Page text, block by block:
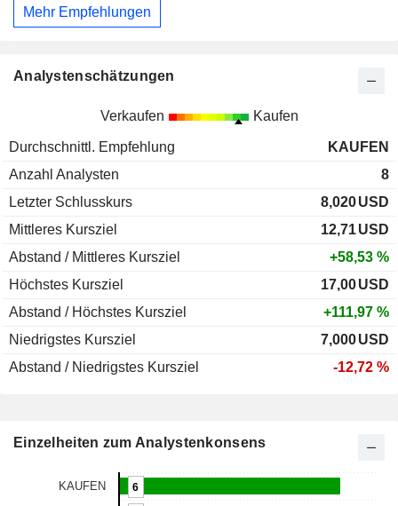
Mehr Empfehlungen
Analystenschätzungen
Verkaufen Kaufen
Durchschnittl. Empfehlung
KAUFEN
Anzahl Analysten
8
Letzter Schlusskurs
8,020USD
Mittleres Kursziel
12,71USD
Abstand / Mittleres Kursziel
+58,53 %
Höchstes Kursziel
17,00USD
Abstand / Höchstes Kursziel
+111,97 %
Niedrigstes Kursziel
7,000USD
Abstand / Niedrigstes Kursziel
-12,72 %
Einzelheiten zum Analystenkonsens